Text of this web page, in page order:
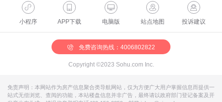
绿城·朗月和风 新航城世界映
怀柔国贤府
缦合北京
懋源·騴橒臺
北京城建·文华知筑
北京城建·和知筑|铂瑞
北京建工·嘉棠雅序
国樾天颂
北京楼盘
石景山楼盘
昌平楼盘
大兴楼盘
房山楼盘
朝阳楼盘
通州楼盘
桃源新都孔雀城 华银天鹅湖
温泉新都孔雀城
中海北京世家
燕都古城·和园
中冶兴隆新城·红石郡
路劲阳光城
富力和园
小程序 APP下载 电脑版 站点地图 投诉建议
免费咨询热线：4006802822
Copyright ©2023 Sohu.com Inc.
免责声明：本网站作为房产信息聚合类导航网站，仅为方便广大用户掌握信息而提供一
站式无偿浏览、查阅的功能，本站楼盘信息并非广告，最终请以政府部门登记备案及开